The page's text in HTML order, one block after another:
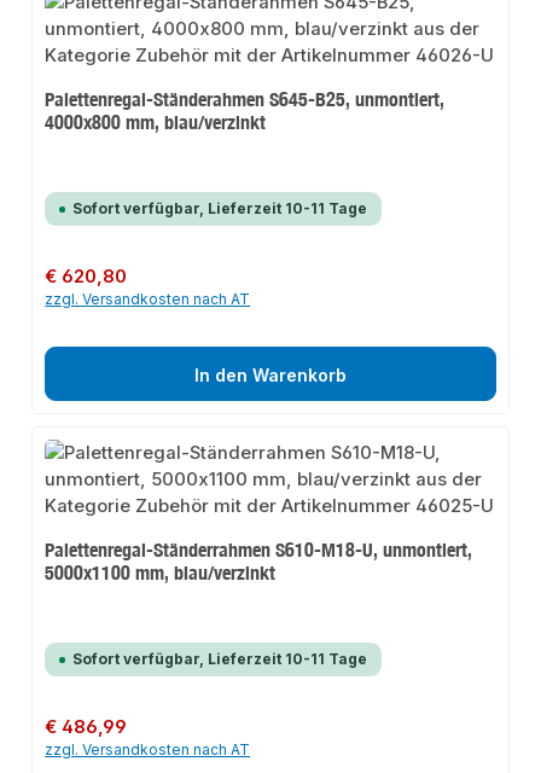
Palettenregal-Ständerahmen S645-B25, unmontiert,
4000x800 mm, blau/verzinkt
Sofort verfügbar, Lieferzeit 10-11 Tage
Regulärer Preis:
€ 620,80
zzgl. Versandkosten nach AT
In den Warenkorb
Palettenregal-Ständerrahmen S610-M18-U, unmontiert,
5000x1100 mm, blau/verzinkt
Sofort verfügbar, Lieferzeit 10-11 Tage
Regulärer Preis:
€ 486,99
zzgl. Versandkosten nach AT